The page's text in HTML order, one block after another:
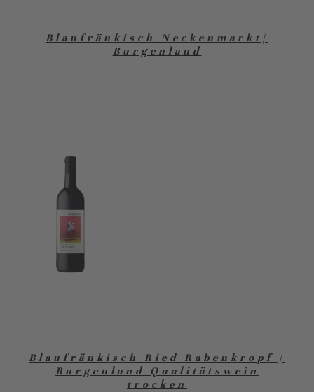
Blaufränkisch Neckenmarkt|
Burgenland
Blaufränkisch Ried Rabenkropf |
Burgenland Qualitätswein
trocken